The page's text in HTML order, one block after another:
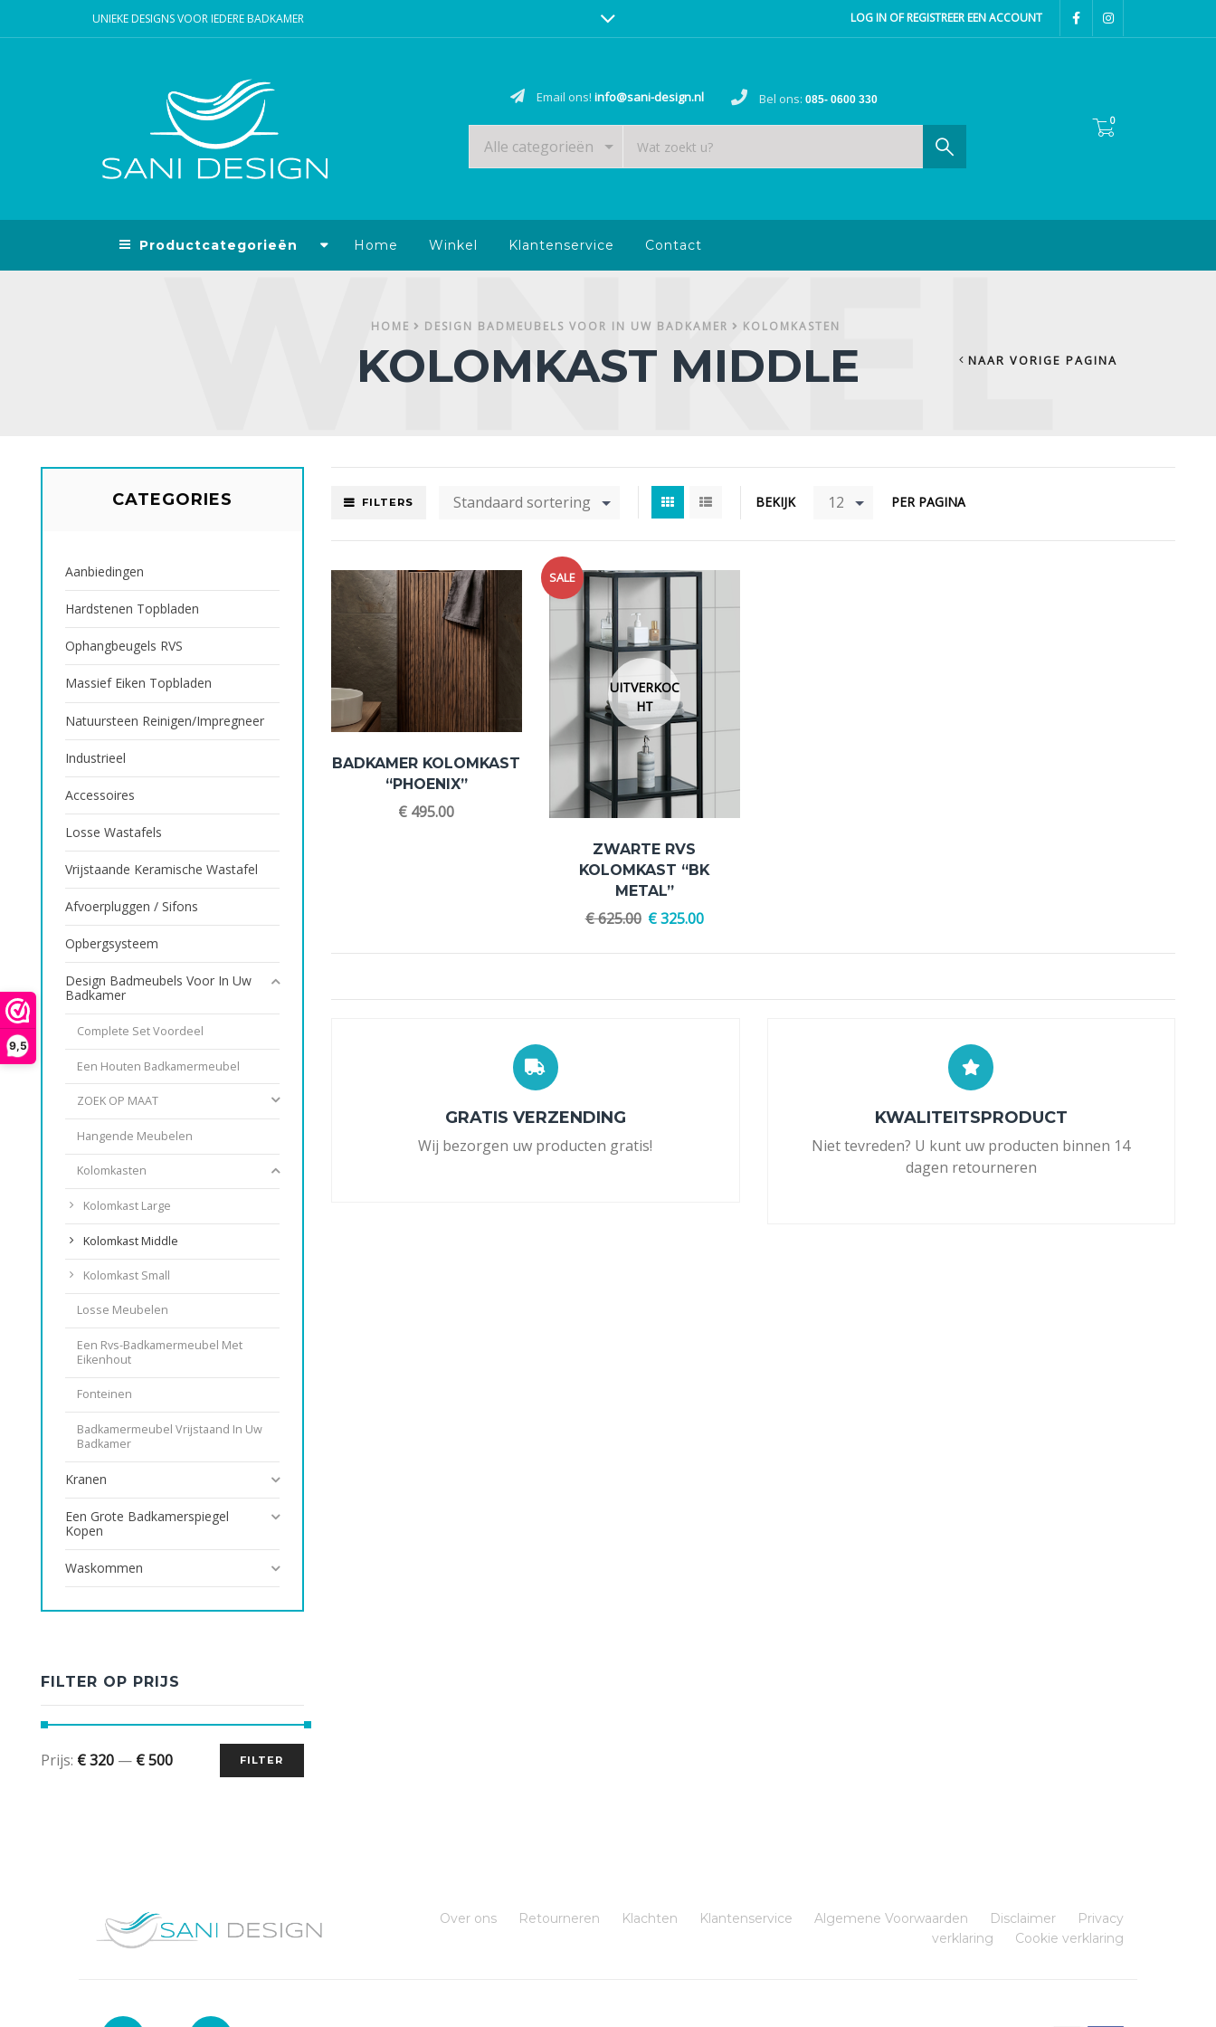
9,5
UNIEKE DESIGNS VOOR IEDERE BADKAMER LOG IN OF REGISTREER EEN ACCOUNT
Email ons! info@sani-design.nl Bel ons: 085- 0600 330
Alle categorieën
0
Productcategorieën Home Winkel Klantenservice Contact
HOME DESIGN BADMEUBELS VOOR IN UW BADKAMER KOLOMKASTEN
KOLOMKAST MIDDLE NAAR VORIGE PAGINA
FILTERS Standaard sortering BEKIJK 12 PER PAGINA
BADKAMER KOLOMKAST
“PHOENIX”
€ 495.00
SALE
UITVERKOC
HT
ZWARTE RVS
KOLOMKAST “BK
METAL”
€625.00 €325.00
GRATIS VERZENDING
Wij bezorgen uw producten gratis!
KWALITEITSPRODUCT
Niet tevreden? U kunt uw producten binnen 14
dagen retourneren
CATEGORIES
Aanbiedingen
Hardstenen Topbladen
Ophangbeugels RVS
Massief Eiken Topbladen
Natuursteen Reinigen/impregneer
Industrieel
Accessoires
Losse Wastafels
Vrijstaande Keramische Wastafel
Afvoerpluggen / Sifons
Opbergsysteem
Design Badmeubels Voor In Uw
Badkamer
Complete Set Voordeel
Een Houten Badkamermeubel
ZOEK OP MAAT
Hangende Meubelen
Kolomkasten
Kolomkast Large
Kolomkast Middle
Kolomkast Small
Losse Meubelen
Een Rvs-Badkamermeubel Met
Eikenhout
Fonteinen
Badkamermeubel Vrijstaand In Uw
Badkamer
Kranen
Een Grote Badkamerspiegel
Kopen
Waskommen
FILTER OP PRIJS
FILTER
Prijs: € 320 — € 500
Over ons Retourneren Klachten Klantenservice Algemene Voorwaarden Disclaimer
Privacy
verklaring
Cookie verklaring